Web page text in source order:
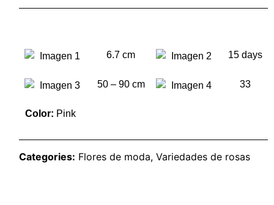
6.7 cm 15 days
50 – 90 cm 33
Color: Pink
Categories: Flores de moda,Variedades de rosas